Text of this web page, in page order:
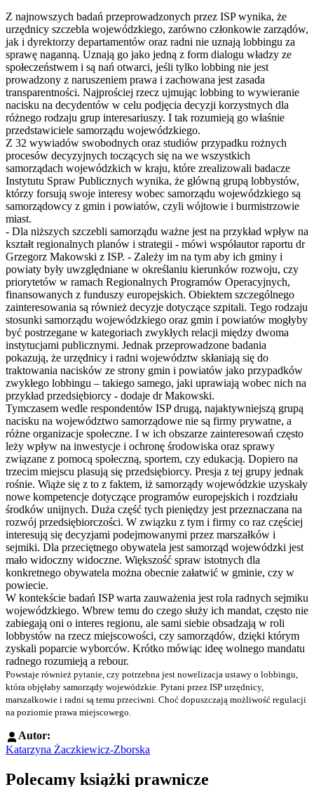
Z najnowszych badań przeprowadzonych przez ISP wynika, że
urzędnicy szczebla wojewódzkiego, zarówno członkowie zarządów,
jak i dyrektorzy departamentów oraz radni nie uznają lobbingu za
sprawę naganną. Uznają go jako jedną z form dialogu władzy ze
społeczeństwem i są nań otwarci, jeśli tylko lobbing nie jest
prowadzony z naruszeniem prawa i zachowana jest zasada
transparentności. Najprościej rzecz ujmując lobbing to wywieranie
nacisku na decydentów w celu podjęcia decyzji korzystnych dla
różnego rodzaju grup interesariuszy. I tak rozumieją go właśnie
przedstawiciele samorządu wojewódzkiego.
Z 32 wywiadów swobodnych oraz studiów przypadku rożnych
procesów decyzyjnych toczących się na we wszystkich
samorządach wojewódzkich w kraju, które zrealizowali badacze
Instytutu Spraw Publicznych wynika, że główną grupą lobbystów,
którzy forsują swoje interesy wobec samorządu wojewódzkiego są
samorządowcy z gmin i powiatów, czyli wójtowie i burmistrzowie
miast.
- Dla niższych szczebli samorządu ważne jest na przykład wpływ na
kształt regionalnych planów i strategii - mówi współautor raportu dr
Grzegorz Makowski z ISP. - Zależy im na tym aby ich gminy i
powiaty były uwzględniane w określaniu kierunków rozwoju, czy
priorytetów w ramach Regionalnych Programów Operacyjnych,
finansowanych z funduszy europejskich. Obiektem szczególnego
zainteresowania są również decyzje dotyczące szpitali. Tego rodzaju
stosunki samorządu wojewódzkiego oraz gmin i powiatów mogłyby
być postrzegane w kategoriach zwykłych relacji między dwoma
instytucjami publicznymi. Jednak przeprowadzone badania
pokazują, że urzędnicy i radni województw skłaniają się do
traktowania nacisków ze strony gmin i powiatów jako przypadków
zwykłego lobbingu – takiego samego, jaki uprawiają wobec nich na
przykład przedsiębiorcy - dodaje dr Makowski.
Tymczasem wedle respondentów ISP drugą, najaktywniejszą grupą
nacisku na województwo samorządowe nie są firmy prywatne, a
różne organizacje społeczne. I w ich obszarze zainteresowań często
leży wpływ na inwestycje i ochronę środowiska oraz sprawy
związane z pomocą społeczną, sportem, czy edukacją. Dopiero na
trzecim miejscu plasują się przedsiębiorcy. Presja z tej grupy jednak
rośnie. Wiąże się z to z faktem, iż samorządy wojewódzkie uzyskały
nowe kompetencje dotyczące programów europejskich i rozdziału
środków unijnych. Duża część tych pieniędzy jest przeznaczana na
rozwój przedsiębiorczości. W związku z tym i firmy co raz częściej
interesują się decyzjami podejmowanymi przez marszałków i
sejmiki. Dla przeciętnego obywatela jest samorząd wojewódzki jest
mało widoczny widoczne. Większość spraw istotnych dla
konkretnego obywatela można obecnie załatwić w gminie, czy w
powiecie.
W kontekście badań ISP warta zauważenia jest rola radnych sejmiku
wojewódzkiego. Wbrew temu do czego służy ich mandat, często nie
zabiegają oni o interes regionu, ale sami siebie obsadzają w roli
lobbystów na rzecz miejscowości, czy samorządów, dzięki którym
zyskali poparcie wyborców. Krótko mówiąc ideę wolnego mandatu
radnego rozumieją a rebour.
Powstaje również pytanie, czy potrzebna jest nowelizacja ustawy o lobbingu,
która objęłaby samorządy wojewódzkie. Pytani przez ISP urzędnicy,
marszałkowie i radni są temu przeciwni. Choć dopuszczają możliwość regulacji
na poziomie prawa miejscowego.
Autor:
Katarzyna Żaczkiewicz-Zborska
Polecamy książki prawnicze